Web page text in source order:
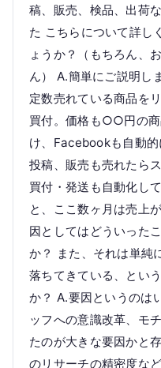
稿、販売、検品、出荷
た こちらについて詳し
ょうか？（もちろん、
ん） A.簡単にご説明し
定数売れている商品を
買付。価格も○○円の
け、Facebookも自動
投稿、販売も売れたら
買付・発送も自動化し
と、ここ数ヶ月は売上
因としてはどういった
か？ また、それは単純
落ちてきている、とい
か？ A.要因というのは
ッフへの意識改革、モ
たのが大きな要因かと
のリサーチの精密度な